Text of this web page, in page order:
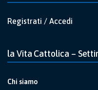
Registrati / Accedi
la Vita Cattolica –
Chi siamo